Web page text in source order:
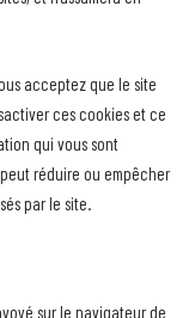
acceptez que le site
ces cookies et ce
qui vous sont
réduire ou empêcher
par le site.
sur le navigateur de